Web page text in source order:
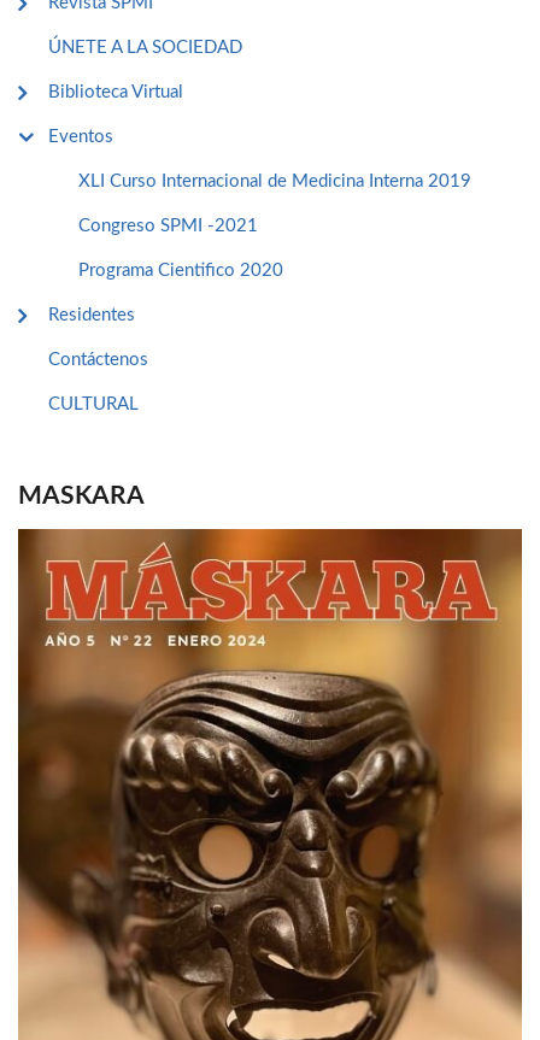
ÚNETE A LA SOCIEDAD
Biblioteca Virtual
Eventos
XLI Curso Internacional de Medicina Interna 2019
Congreso SPMI -2021
Programa Cientifico 2020
Residentes
Contáctenos
CULTURAL
MASKARA